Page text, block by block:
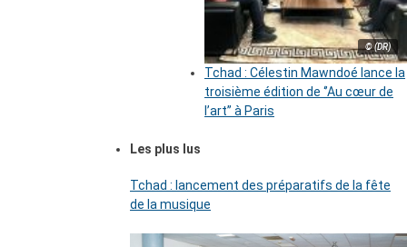
© (DR)
Tchad : Célestin Mawndoé lance la
troisième édition de ‘’Au cœur de
l’art’’ à Paris
Les plus lus
Tchad : lancement des préparatifs de la fête
de la musique